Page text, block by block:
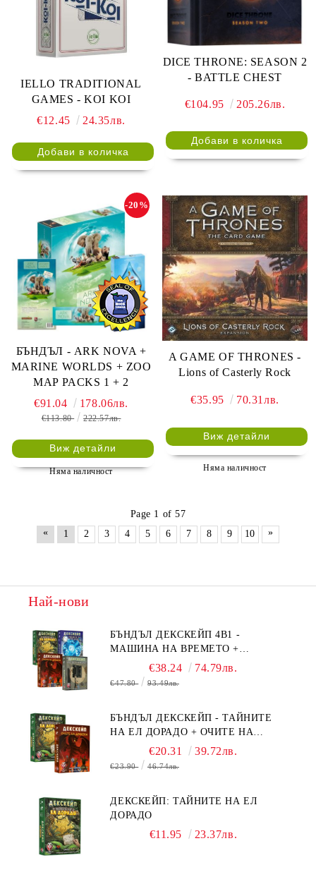
IELLO TRADITIONAL
GAMES - KOI KOI
€12.45
24.35лв.
DICE THRONE: SEASON 2
- BATTLE CHEST
€104.95 205.26лв.
БЪНДЪЛ - ARK NOVA +
MARINE WORLDS + ZOO
MAP PACKS 1 + 2
-20%
€91.04 178.06лв.
€113.80 222.57лв.
Виж детайли
Няма наличност
A GAME OF THRONES -
Lions of Casterly Rock
€35.95 70.31лв.
Виж детайли
Няма наличност
Page 1 of 57
«
1 2 3 4 5 6 7 8 9 10 »
Най-нови
БЪНДЪЛ ДЕКСКЕЙП 4В1 -
МАШИНА НА ВРЕМЕТО +
БЯГСТВО ОТ АЛКАТРАЗ +
ТАЙНИТЕ НА ЕЛ ДОРАДО +
€38.24 74.79лв.
€47.80 93.49лв.
БЪНДЪЛ ДЕКСКЕЙП - ТАЙНИТЕ
НА ЕЛ ДОРАДО + ОЧИТЕ НА
ДРАКОНА€20.31 39.72лв.
€23.90 46.74лв.
ДЕКСКЕЙП: ТАЙНИТЕ НА ЕЛ
ДОРАДО
€11.95 23.37лв.